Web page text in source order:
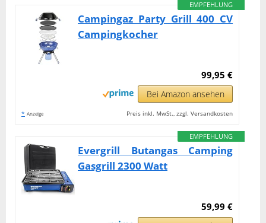
EMPFEHLUNG
Campingaz Party Grill 400 CV
Campingkocher
99,95 €
Bei Amazon ansehen
* Anzeige Preis inkl. MwSt., zzgl. Versandkosten
EMPFEHLUNG
Evergrill Butangas Camping
Gasgrill 2300 Watt
59,99 €